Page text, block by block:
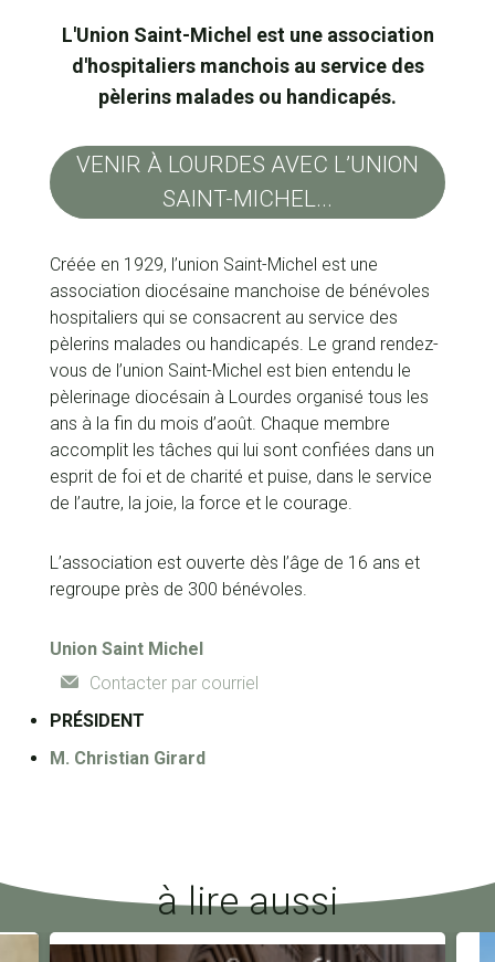
L'Union Saint-Michel est une association
d'hospitaliers manchois au service des
pèlerins malades ou handicapés.
VENIR À LOURDES AVEC L’UNION
SAINT-MICHEL...
Créée en 1929, l’union Saint-Michel est une
association diocésaine manchoise de bénévoles
hospitaliers qui se consacrent au service des
pèlerins malades ou handicapés. Le grand rendez-
vous de l’union Saint-Michel est bien entendu le
pèlerinage diocésain à Lourdes organisé tous les
ans à la fin du mois d’août. Chaque membre
accomplit les tâches qui lui sont confiées dans un
esprit de foi et de charité et puise, dans le service
de l’autre, la joie, la force et le courage.
L’association est ouverte dès l’âge de 16 ans et
regroupe près de 300 bénévoles.
Union Saint Michel
Contacter par courriel
PRÉSIDENT
M. Christian Girard
à lire aussi